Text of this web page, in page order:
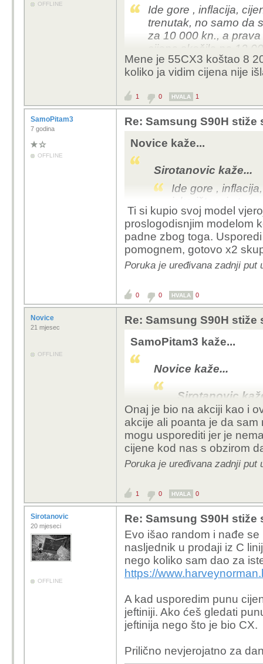
OFFLINE
Ide gore , inflacija,
trenutak, no samo da
za 10 000 kn., a
cijena skočila na 12
Te smo narednih
zapravo pada, do
Mene je 55CX3 koštao 8
koliko ja vidim cijena nije
1 0 HVALA 1
SamoPitam3
7 godina
OFFLINE
Re: Samsung S90H
Novice kaže...
Sirotanovic kaže...
Ide gore ,
iskorištavaju
akciji kupio LG
12 000kn.! Zatim
izlaska C2.
Te smo narednih
u zapravo pada,
Mene je 55CX3
Tako da, koliko ja
slučaju
Ti si kupio svoj model
proslogodisnjim modelom
padne zbog toga.
pomognem, gotovo x2
Poruka je uređivana zadnji put
0 0 HVALA 0
Novice
21 mjesec
OFFLINE
Re: Samsung S90H
SamoPitam3 kaže...
Novice kaže...
Sirotanovic
Ide gore ,
iskorištavaju
sam na
prava cijena
skočila na
OLED-u
Mene je 55CX3
toga. Tako da,
konkretnom
Ti si kupio svoj model
sa proslogodisnjim
Ili da ti pomognem,
Onaj je bio na akciji kao i
akcije ali poanta je da
mogu usporediti jer je
cijene kod nas s obzirom
Poruka je uređivana zadnji put
1 0 HVALA 0
Sirotanovic
20 mjeseci
OFFLINE
Re: Samsung S90H
Evo išao random i nađe
nasljednik u prodaji iz C
nego koliko sam dao za
https://
A kad usporedim punu
jeftiniji. Ako ćeš gledati
jeftinija nego što je bio CX.
Prilično nevjerojatno za